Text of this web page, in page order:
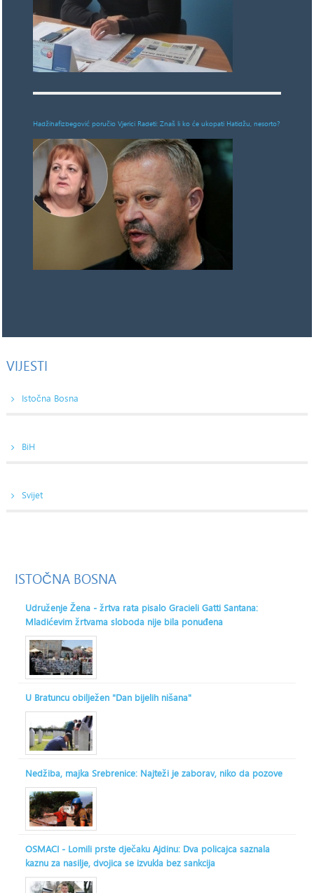
Hadžihafizbegović poručio Vjerici Radeti: Znaš li ko će ukopati Hatidžu, nesorto?
VIJESTI
Istočna Bosna
BiH
Svijet
ISTOČNA BOSNA
Udruženje Žena - žrtva rata pisalo Gracieli Gatti Santana:
Mladićevim žrtvama sloboda nije bila ponuđena
U Bratuncu obilježen "Dan bijelih nišana"
Nedžiba, majka Srebrenice: Najteži je zaborav, niko da pozove
OSMACI - Lomili prste dječaku Ajdinu: Dva policajca saznala
kaznu za nasilje, dvojica se izvukla bez sankcija